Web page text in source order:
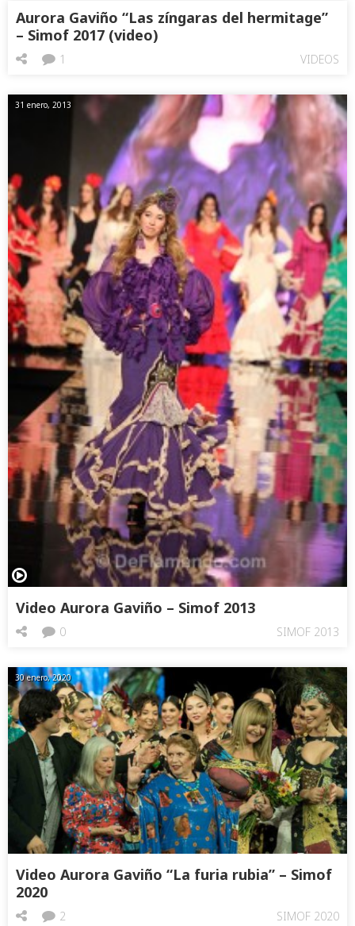
Aurora Gaviño “Las zíngaras del hermitage”
– Simof 2017 (video)
VIDEOS
1
31 enero, 2013
Video Aurora Gaviño – Simof 2013
SIMOF 2013
0
30 enero, 2020
Video Aurora Gaviño “La furia rubia” – Simof
2020
SIMOF 2020
2